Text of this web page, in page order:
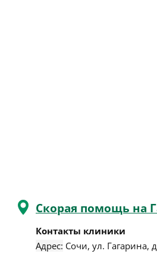
Скорая помощь на
Контакты клиники
Адрес: Сочи, ул. Гагарина,